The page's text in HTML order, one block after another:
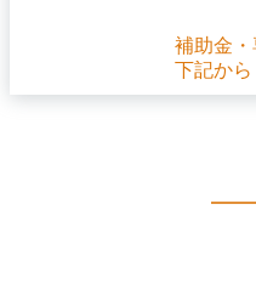
補助金
下記から